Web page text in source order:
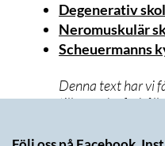
Degenerativ
Neromuskulär
Scheuermanns
Denna text har vi
till svenska